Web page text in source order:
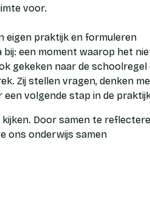
voor.
eigen praktijk en formuleren
bij: een moment waarop het
gekeken naar de schoolregel
Zij stellen vragen, denken
volgende stap in de
Door samen te
ons onderwijs samen